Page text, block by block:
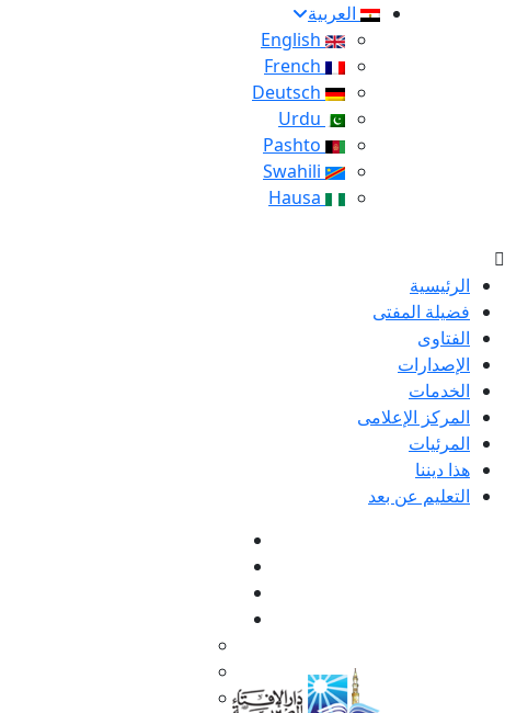
العربية
الرئيسية
فضيلة المفتى
الفتاوى
الإصدارات
الخدمات
المركز الإعلامى
المرئيات
هذا ديننا
التعليم عن بعد